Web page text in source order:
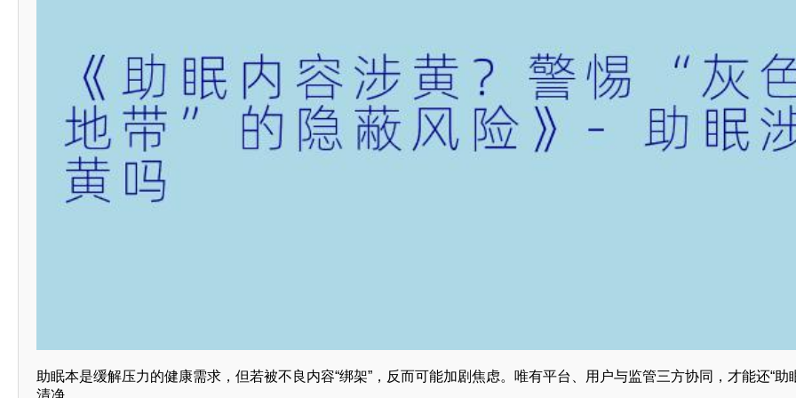
助眠本是缓解压力的健康需求，但若被不良内容“绑架”，反而可能加剧焦虑。唯有平台、用户与监管三方协同，才能还“助
清净。